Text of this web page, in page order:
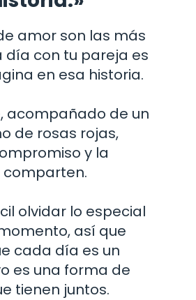
amor son las más
día con tu pareja es
en esa historia.
acompañado de un
de rosas rojas,
y la
olvidar lo especial
así que
cada día es un
es una forma de
tienen juntos.